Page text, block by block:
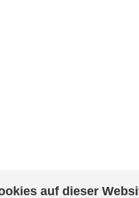
auf dieser